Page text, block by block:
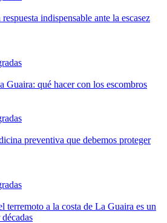
indispensable ante la escasez
Guaira: qué hacer con los escombros
preventiva que debemos proteger
terremoto a la costa de La Guaira es un